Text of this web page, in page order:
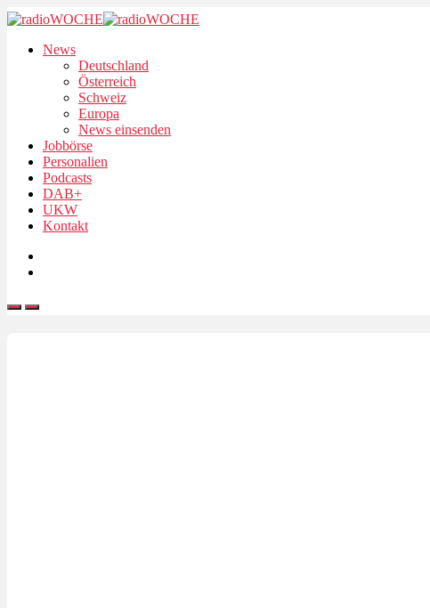
News
Deutschland
Österreich
Schweiz
Europa
News einsenden
Jobbörse
Personalien
Podcasts
DAB+
UKW
Kontakt